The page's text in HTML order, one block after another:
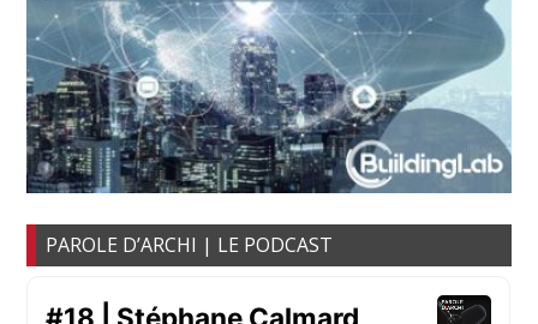
PAROLE D’ARCHI | LE PODCAST